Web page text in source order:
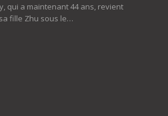
qui a maintenant 44 ans, revient
fille Zhu sous le…